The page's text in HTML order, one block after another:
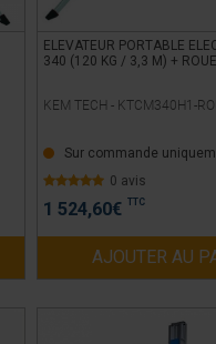
ELEVATEUR PORTABLE
340 (120 KG / 3,3 M) +
KEM TECH - KTCM340H1-
Sur commande
0 avis
1 524,60€ TTC
AJOUTER AU